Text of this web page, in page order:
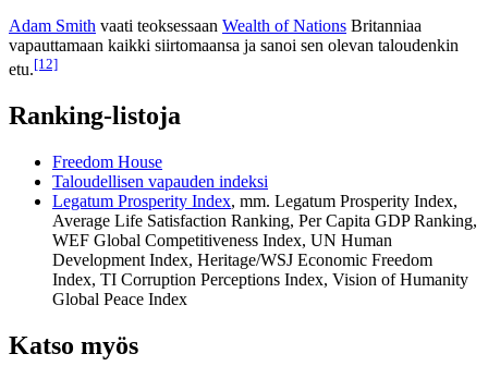
Adam Smith vaati teoksessaan Wealth of Nations Britanniaa
vapauttamaan kaikki siirtomaansa ja sanoi sen olevan taloudenkin
etu.[12]
Ranking-listoja
Freedom House
Taloudellisen vapauden indeksi
Legatum Prosperity Index, mm. Legatum Prosperity Index,
Average Life Satisfaction Ranking, Per Capita GDP Ranking,
WEF Global Competitiveness Index, UN Human
Development Index, Heritage/WSJ Economic Freedom
Index, TI Corruption Perceptions Index, Vision of Humanity
Global Peace Index
Katso myös